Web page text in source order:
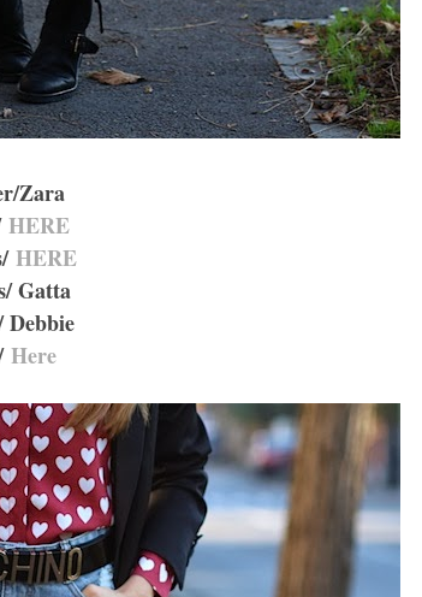
Zara
HERE
HERE
Gatta
Debbie
Here